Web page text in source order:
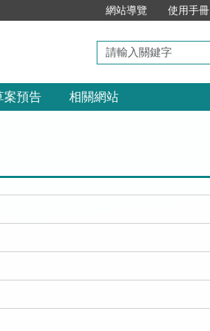
網站導覽 使用手冊
請
輸
入
關
鍵
案預告 相關網站